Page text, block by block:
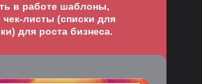
в работе шаблоны,
чек-листы (списки для
для роста бизнеса.